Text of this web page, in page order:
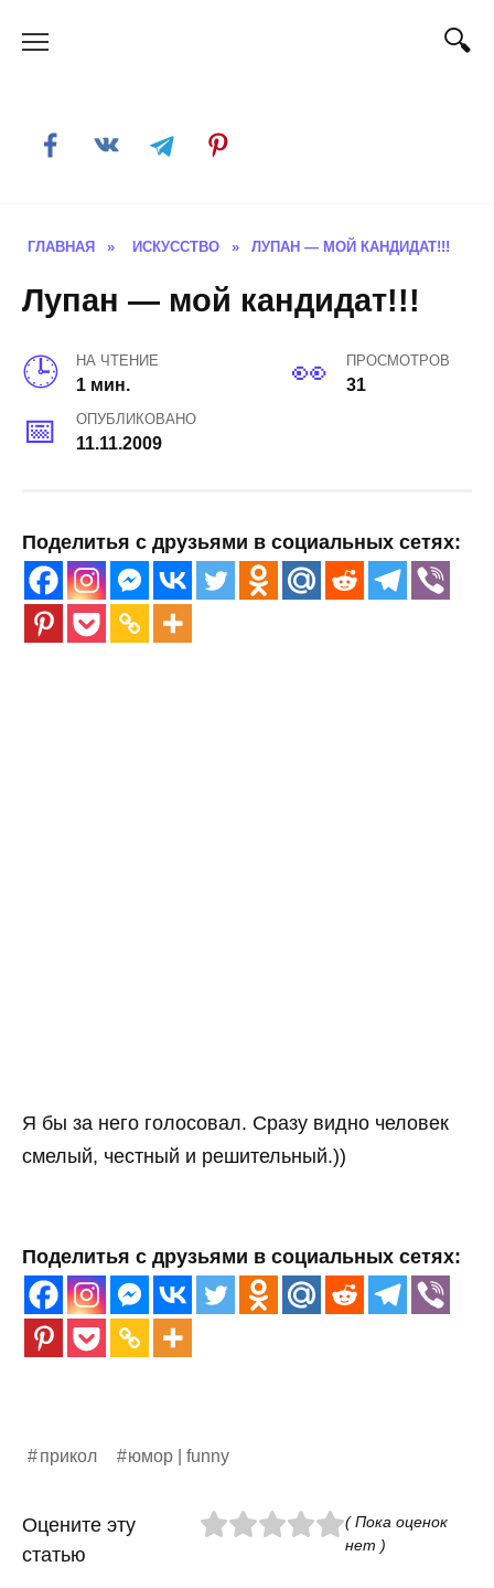
ГЛАВНАЯ » ИСКУССТВО » ЛУПАН — МОЙ КАНДИДАТ!!!
Лупан — мой кандидат!!!
НА ЧТЕНИЕ
1 мин.
ПРОСМОТРОВ
31
ОПУБЛИКОВАНО
11.11.2009
Поделитья с друзьями в социальных сетях:
Я бы за него голосовал. Сразу видно человек
смелый, честный и решительный.))
Поделитья с друзьями в социальных сетях:
прикол юмор | funny
Оцените эту
статью
( Пока оценок
нет )